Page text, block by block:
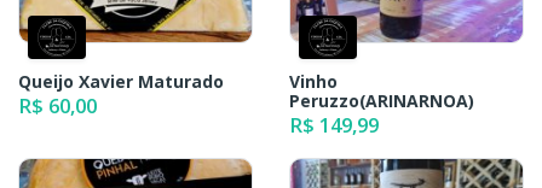
Queijo Xavier Maturado
R$ 60,00
Vinho
Peruzzo(ARINARNOA)
R$ 149,99